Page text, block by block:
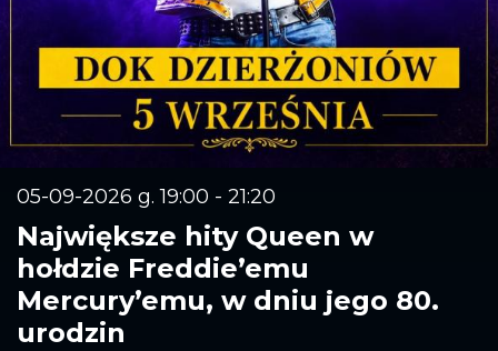
05-09-2026 g. 19:00 - 21:20
Największe hity Queen w
hołdzie Freddie’emu
Mercury’emu, w dniu jego 80.
urodzin